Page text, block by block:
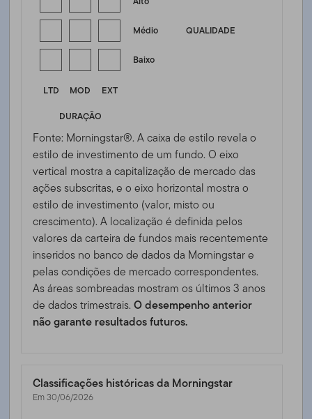
QUALIDADE
Médio
Baixo
LTD MOD
EXT
DURAÇÃO
Fonte: Morningstar®. A caixa de estilo revela o
estilo de investimento de um fundo. O eixo
vertical mostra a capitalização de mercado das
ações subscritas, e o eixo horizontal mostra o
estilo de investimento (valor, misto ou
crescimento). A localização é definida pelos
valores da carteira de fundos mais recentemente
inseridos no banco de dados da Morningstar e
pelas condições de mercado correspondentes.
As áreas sombreadas mostram os últimos 3 anos
de dados trimestrais.O desempenho anterior
não garante resultados futuros.
Classificações históricas da Morningstar
Em 30/06/2026